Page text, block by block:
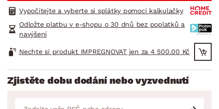
Vypočítejte a vyberte si splátky pomocí kalkulačky
Odložte platbu v e-shopu o 30 dnů bez poplatků a
navýšení
Nechte si produkt IMPREGNOVAT jen za 4 500.00 Kč
Zjistěte dobu dodání nebo vyzvednutí